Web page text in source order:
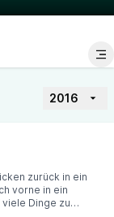
2016
zurück in ein
vorne in ein
Dinge zu